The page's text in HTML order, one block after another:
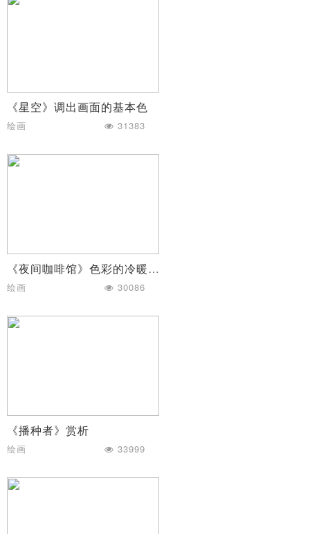
《星空》调出画面的基本色
绘画 31383
《夜间咖啡馆》色彩的冷暖和明度
绘画 30086
《播种者》赏析
绘画 33999